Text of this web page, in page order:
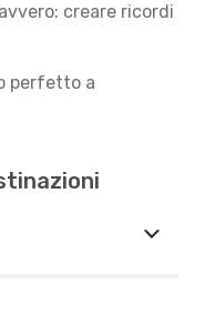
creare ricordi
perfetto a